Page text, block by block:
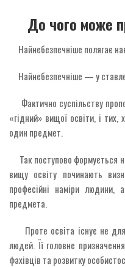
До чого може
Найнебезпечніше полягає
Найнебезпечніше — у
Фактично суспільству
«гідний» вищої освіти, і тих,
один предмет.
Так поступово формується
вищу освіту починають
професійні наміри людини,
предмета.
Проте освіта існує не для
людей. Її головне
фахівців та розвитку